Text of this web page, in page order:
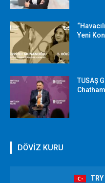
Yeni
TUSAŞ
DÖVİZ KURU